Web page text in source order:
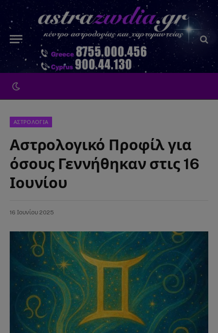
ΑΣΤΡΟΛΟΓΙΑ
Αστρολογικό Προφίλ για
όσους Γεννήθηκαν στις 16
Ιουνίου
16 Ιουνίου 2025